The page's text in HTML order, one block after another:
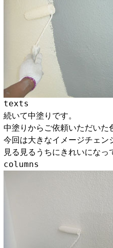
texts
続いて中塗りです。
中塗りからご依頼いただいた
今回は大きなイメージチェン
見る見るうちにきれいになっ
columns